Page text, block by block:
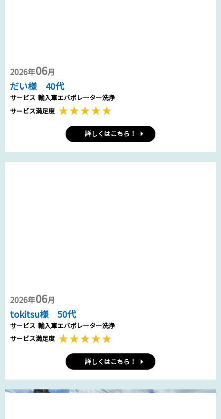
2026年06月
だい様 40代
サービス 輸入車エバポレーター洗浄
サービス満足度
詳しくはこちら！
2026年06月
tokitsu様 50代
サービス 輸入車エバポレーター洗浄
サービス満足度
詳しくはこちら！